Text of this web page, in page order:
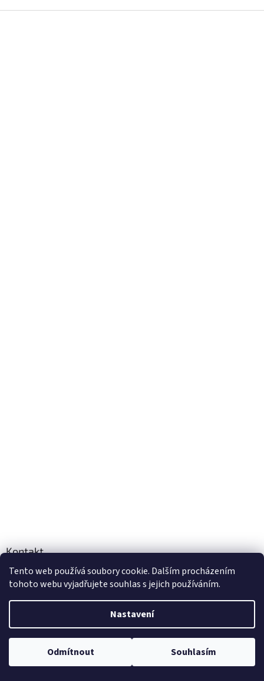
Tento web používá soubory cookie. Dalším procházením
tohoto webu vyjadřujete souhlas s jejich používáním.
Nastavení
Odmítnout Souhlasím
Kontakt
info@adventuretime.cz
+420724549949
Vytvořil Shoptet